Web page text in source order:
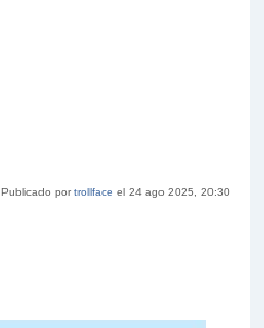
Publicado portrollface el 24 ago 2025, 20:30